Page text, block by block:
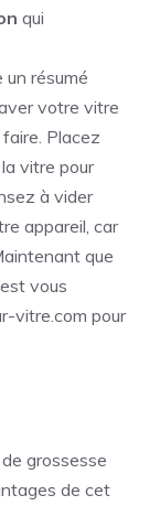
qui
un résumé
votre vitre
Placez
vitre pour
à vider
appareil, car
que
vous
vitre.com pour
grossesse
de cet